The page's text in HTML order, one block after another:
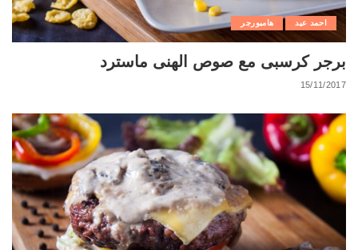
احمد عيد هامبورجر
برجر كرسبى مع صوص الهنى ماسترد
15/11/2017